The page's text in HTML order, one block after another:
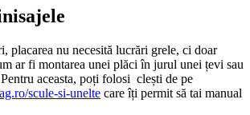
placarea nu necesită lucrări grele, ci doar
ar fi montarea unei plăci în jurul unei țevi sau
aceasta, poți folosi clești de pe
scule-si-unelte care îți permit să tai manual